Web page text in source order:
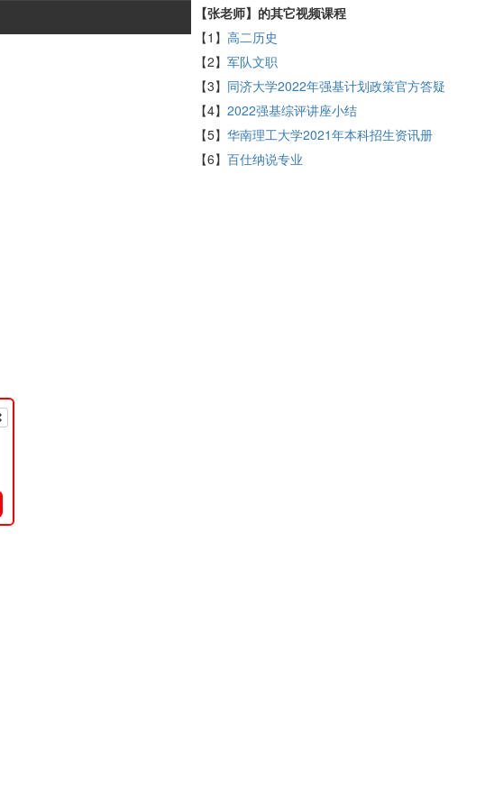
【张老师】的其它视频课程
【1】 高二历史
【2】 军队文职
【3】 同济大学2022年强基计划政策官方答疑
【4】 2022强基综评讲座小结
【5】 华南理工大学2021年本科招生资讯册
【6】 百仕纳说专业